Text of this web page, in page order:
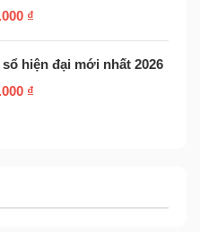
₫
hiện đại mới nhất 2026
₫